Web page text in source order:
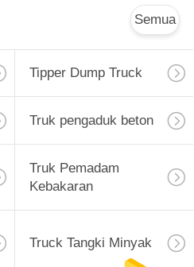
Semua
Tipper Dump Truck
Truk pengaduk beton
Truk Pemadam
Kebakaran
Truck Tangki Minyak